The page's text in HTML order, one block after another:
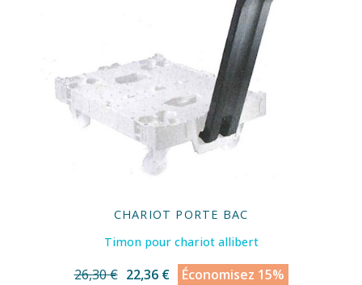
CHARIOT PORTE BAC
Timon pour chariot allibert
26,30 € 22,36 € Économisez 15%